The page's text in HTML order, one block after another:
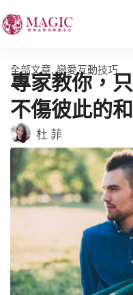
全部文章,戀愛互動技巧
專家教你，
不傷彼此的
杜 菲